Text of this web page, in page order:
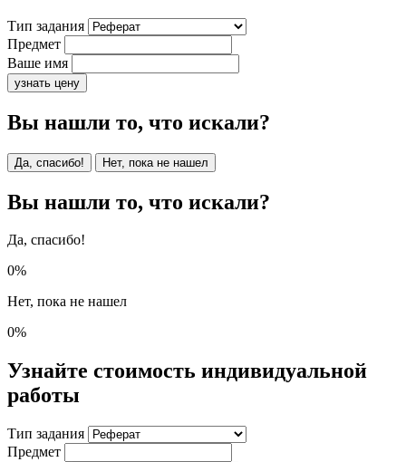
Тип задания
Предмет
Ваше имя
узнать цену
Вы нашли то, что искали?
Да, спасибо! Нет, пока не нашел
Вы нашли то, что искали?
Да, спасибо!
0%
Нет, пока не нашел
0%
Узнайте стоимость индивидуальной
работы
Тип задания
Предмет